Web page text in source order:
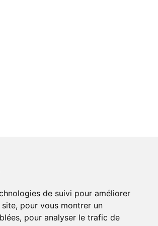
de suivi pour améliorer
pour vous montrer un
pour analyser le trafic de